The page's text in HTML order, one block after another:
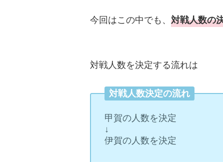
今回はこの中でも、 対戦人数の
対戦人数を決定する流れは
対戦人数決定の流れ
甲賀の人数を決定
↓
伊賀の人数を決定